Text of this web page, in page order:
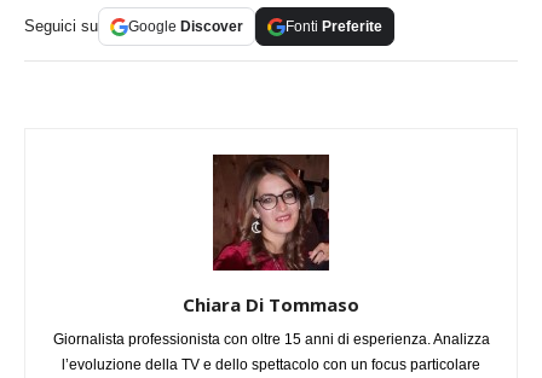
Seguici su Google Discover Fonti Preferite
Chiara Di Tommaso
Giornalista professionista con oltre 15 anni di esperienza. Analizza
l’evoluzione della TV e dello spettacolo con un focus particolare